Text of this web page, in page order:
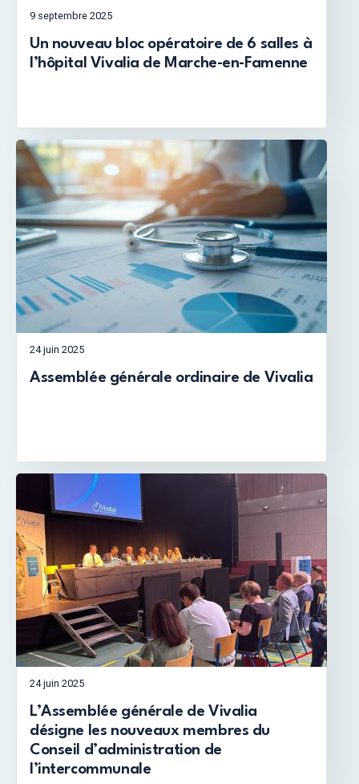
9 septembre 2025
Un nouveau bloc opératoire de 6 salles à
l’hôpital Vivalia de Marche-en-Famenne
24 juin 2025
Assemblée générale ordinaire de Vivalia
24 juin 2025
L’Assemblée générale de Vivalia
désigne les nouveaux membres du
Conseil d’administration de
l’intercommunale